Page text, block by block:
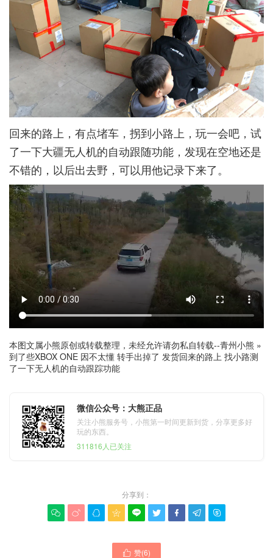
回来的路上，有点堵车，拐到小路上，玩一会吧，试
了一下大疆无人机的自动跟随功能，发现在空地还是
不错的，以后出去野，可以用他记录下来了。
本图文属小熊原创或转载整理，未经允许请勿私自转载--青州小熊 »
到了些XBOX ONE 因不太懂 转手出掉了 发货回来的路上 找小路测
了一下无人机的自动跟踪功能
微信公众号：大熊正品
关注小熊服务号，小熊第一时间更新到货，分享更多好
玩的东西。
311816人已关注
分享到：
        
 赞(6)